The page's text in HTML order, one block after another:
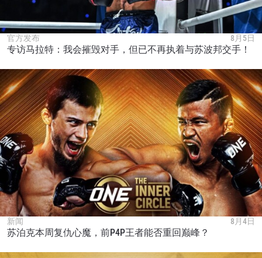
官方发布 8月5日
专访马拉特：我会摧毁对手，但已不再执着与苏波邦交手！
新闻 8月4日
苏泊克本周复仇心魔，前P4P王者能否重回巅峰？